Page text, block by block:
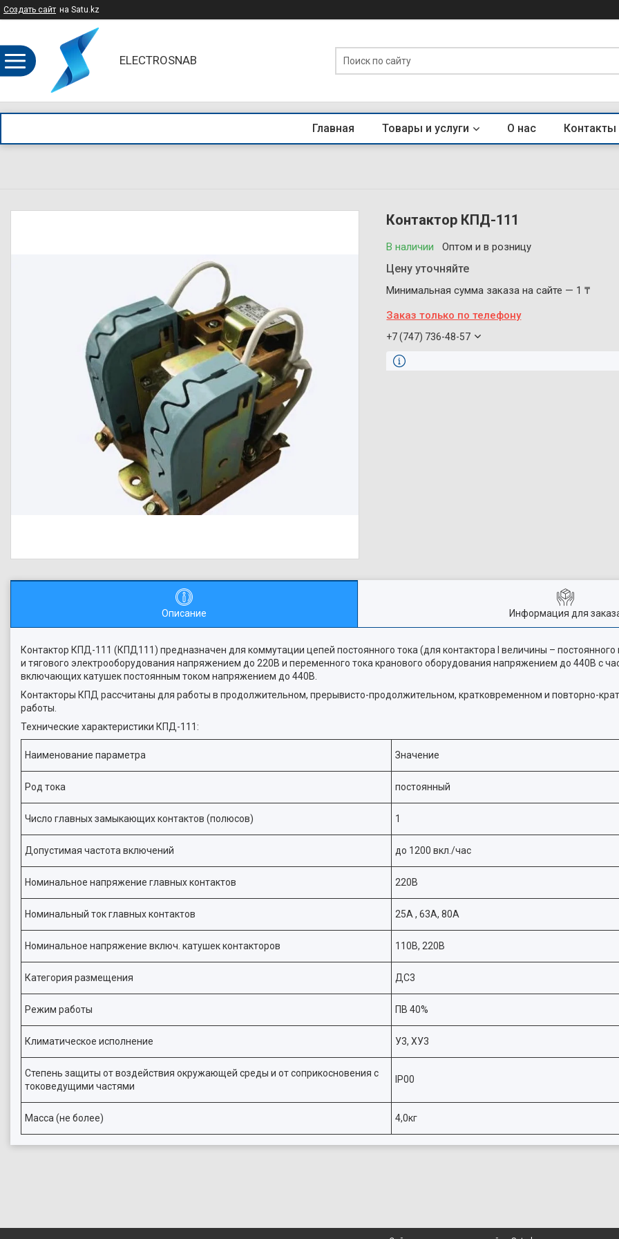
Создать сайт на Satu.kz
ELECTROSNAB
Главная Товары и услуги О нас Контакты
Контактор КПД-111
В наличии Оптом и в розницу
Цену уточняйте
Минимальная сумма заказа на сайте — 1 ₸
Заказ только по телефону
+7 (747) 736-48-57
Описание Информация для
Контактор КПД-111 (КПД111) предназначен для коммутации цепей постоянного тока (для контактора I величины – постоянного
и тягового электрооборудования напряжением до 220В и переменного тока кранового оборудования напряжением до 440В с
включающих катушек постоянным током напряжением до 440В.
Контакторы КПД рассчитаны для работы в продолжительном, прерывисто-продолжительном, кратковременном и повторно-
работы.
Технические характеристики КПД-111:
Наименование параметра Значение
Род тока постоянный
Число главных замыкающих контактов (полюсов) 1
Допустимая частота включений до 1200 вкл./час
Номинальное напряжение главных контактов 220В
Номинальный ток главных контактов 25А , 63А, 80А
Номинальное напряжение включ. катушек контакторов 110В, 220В
Категория размещения ДС3
Режим работы ПВ 40%
Климатическое исполнение У3, ХУ3
Степень защиты от воздействия окружающей среды и от соприкосновения с
токоведущими частями
IР00
Масса (не более) 4,0кг